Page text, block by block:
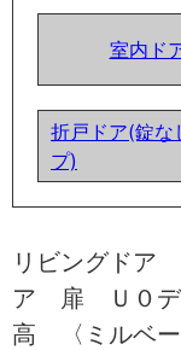
室内ド
折戸ドア(錠な
プ)
リビングド
ア 扉 Ｕ０デ
高 〈ミルベ